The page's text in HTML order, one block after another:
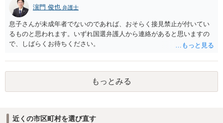
濵門 俊也 弁護士
息子さんが未成年者でないのであれば、おそらく接見禁止が付いてい
るものと思われます。いずれ国選弁護人から連絡があると思いますの
で、しばらくお待ちください。
もっとみる
近くの市区町村を選び直す